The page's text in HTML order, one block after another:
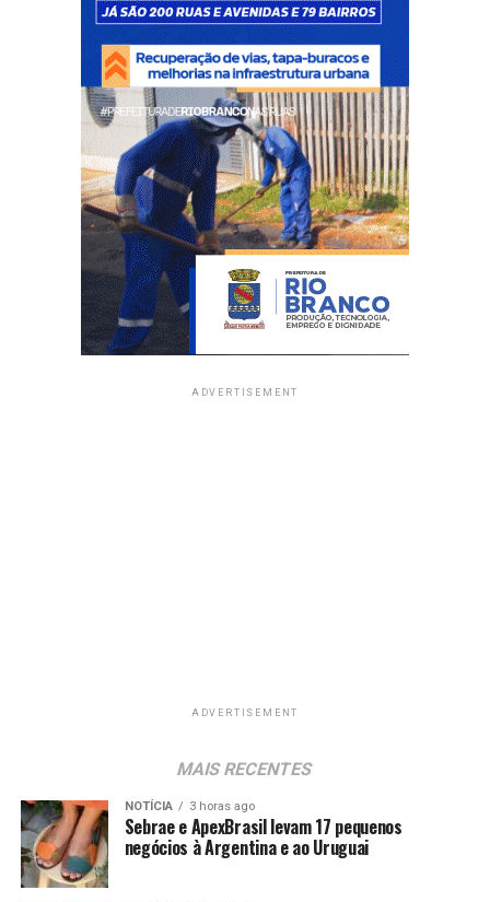
ADVERTISEMENT
ADVERTISEMENT
MAIS RECENTES
NOTÍCIA 3 horas ago
Sebrae e ApexBrasil levam 17 pequenos
negócios à Argentina e ao Uruguai